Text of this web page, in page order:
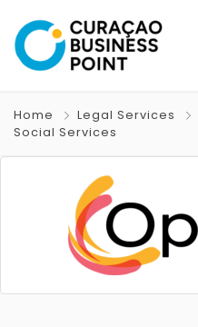
Home Legal Services
Social Services